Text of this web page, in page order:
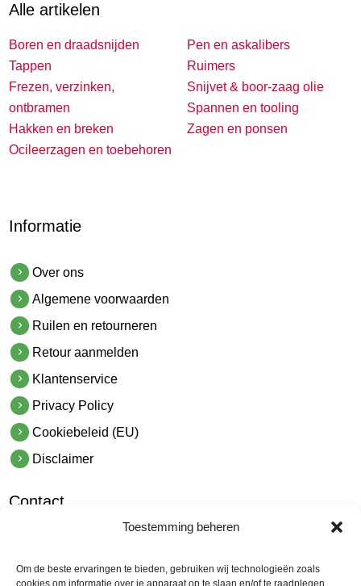
Toestemming beheren
Om de beste ervaringen te bieden, gebruiken wij technologieën zoals
cookies om informatie over je apparaat op te slaan en/of te raadplegen.
Alle artikelen
Boren en draadsnijden
Tappen
Frezen, verzinken,
ontbramen
Hakken en breken
Ocileerzagen en toebehoren
Pen en askalibers
Ruimers
Snijvet & boor-zaag olie
Spannen en tooling
Zagen en ponsen
Informatie
Over ons
Algemene voorwaarden
Ruilen en retourneren
Retour aanmelden
Klantenservice
Privacy Policy
Cookiebeleid (EU)
Disclaimer
Contact
t.0228 53 00 40